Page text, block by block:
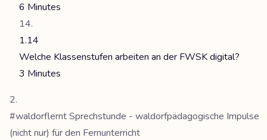
6 Minutes
1.14
Welche Klassenstufen arbeiten an der FWSK digital?
3 Minutes
#waldorflernt Sprechstunde - waldorfpädagogische Impulse
(nicht nur) für den Fernunterricht